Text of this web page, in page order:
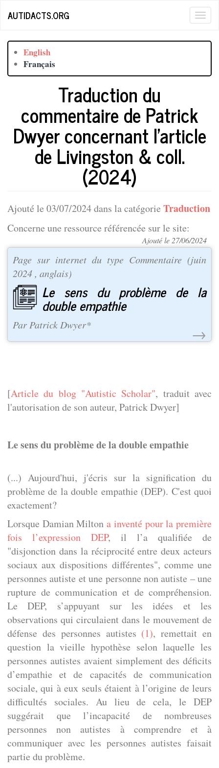
AUTIDACTS.ORG
English
Français
Traduction du
commentaire de Patrick
Dwyer concernant l'article
de Livingston & coll.
(2024)
Ajouté le 03/07/2024 dans la catégorie Traduction
Concerne une ressource référencée sur le site:
Ajouté le 27/06/2024
Page sur internet du type Commentaire (juin
2024, anglais)
Le sens du problème de la
double empathie
Par Patrick Dwyer* →
[Article du blog "Autistic Scholar", traduit avec
l'autorisation de son auteur, Patrick Dwyer]
Le sens du problème de la double empathie
(...) Aujourd'hui, j'écris sur la signification du
problème de la double empathie (DEP). C'est quoi
exactement?
Lorsque Damian Miltona inventé pour la première
fois l’expression DEP, il l’a qualifiée de
"disjonction dans la réciprocité entre deux acteurs
sociaux aux dispositions différentes", comme une
personnes autiste et une personne non autiste – une
rupture de communication et de compréhension.
Le DEP, s’appuyant sur les idées et les
observations qui circulaient dans le mouvement de
défense des personnes autistes (1), remettait en
question la vieille hypothèse selon laquelle les
personnes autistes avaient simplement des déficits
d’empathie et de capacités de communication
sociale, qui à eux seuls étaient à l’origine de leurs
difficultés sociales. Au lieu de cela, le DEP
suggérait que l’incapacité de nombreuses
personnes non autistes à comprendre et à
communiquer avec les personnes autistes faisait
partie du problème.